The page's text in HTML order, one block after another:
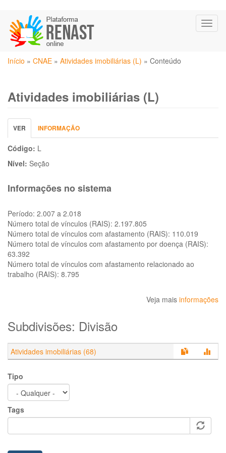
para
conteúdo
principal
Você
Início » CNAE » Atividades imobiliárias (L) » Conteúdo
Atividades imobiliárias (L)
Abas
primárias
VER (ABA
ATIVA)
INFORMAÇÃO
Código: L
Nível: Seção
Informações no sistema
Período: 2.007 a 2.018
Número total de vínculos (RAIS): 2.197.805
Número total de vínculos com afastamento (RAIS): 110.019
Número total de vínculos com afastamento por doença (RAIS):
63.392
Número total de vínculos com afastamento relacionado ao
trabalho (RAIS): 8.795
Veja mais informações
Subdivisões: Divisão
Atividades imobiliárias (68)
Tipo
Tags